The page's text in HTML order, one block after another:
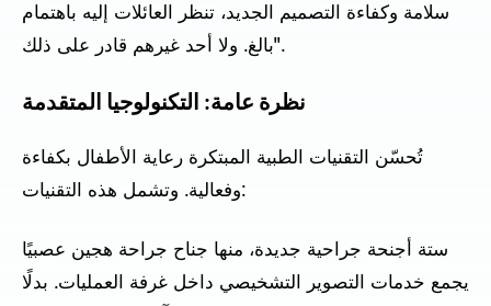
سلامة وكفاءة التصميم الجديد، تنظر العائلات إليه باهتمام
بالغ. ولا أحد غيرهم قادر على ذلك".
نظرة عامة: التكنولوجيا المتقدمة
تُحسّن التقنيات الطبية المبتكرة رعاية الأطفال بكفاءة
وفعالية. وتشمل هذه التقنيات:
ستة أجنحة جراحية جديدة، منها جناح جراحة هجين عصبيًا
يجمع خدمات التصوير التشخيصي داخل غرفة العمليات. بدلًا